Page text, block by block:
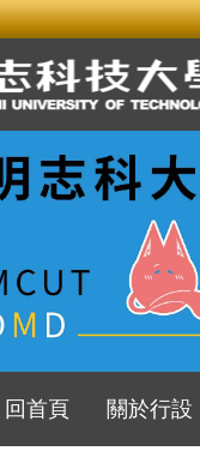
回首頁 關於行設